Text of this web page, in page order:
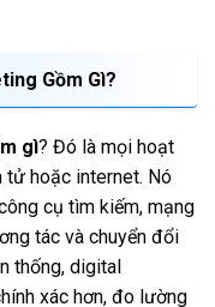
Gồm Gì?
gì? Đó là mọi hoạt
hoặc internet. Nó
cụ tìm kiếm, mạng
tác và chuyển đổi
thống, digital
xác hơn, đo lường